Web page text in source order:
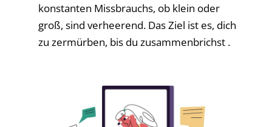
konstanten Missbrauchs, ob klein oder
groß, sind verheerend. Das Ziel ist es, dich
zu zermürben, bis du zusammenbrichst .